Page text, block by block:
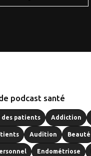
podcast santé
des patients Addiction
Audition Beauté
Endométriose